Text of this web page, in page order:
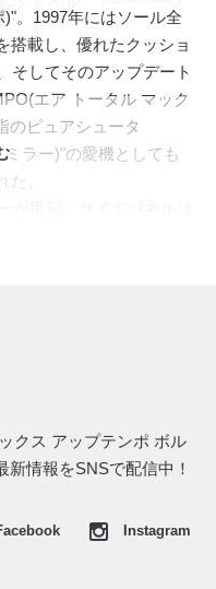
。1997年にはソール全
搭載し、優れたクッショ
そしてそのアップデート
エア トータル マック
のピュアシュータ
ラー)"の愛機としても
。
で統一し、鮮やかなコ
。
定。価格は$190。 また
クス アップテンポ ボル
新情報をSNSで配信中！
Instagram